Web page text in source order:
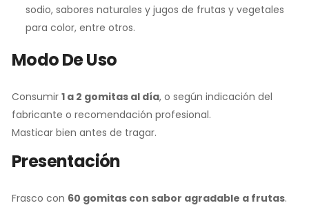
sodio, sabores naturales y jugos de frutas y vegetales
para color, entre otros.
Modo De Uso
Consumir 1 a 2 gomitas al día, o según indicación del
fabricante o recomendación profesional.
Masticar bien antes de tragar.
Presentación
Frasco con 60 gomitas con sabor agradable a frutas.